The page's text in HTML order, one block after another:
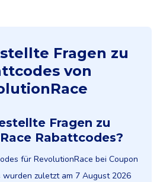
Fragen zu
von
Fragen zu
Rabattcodes?
für RevolutionRace bei Coupon
wurden zuletzt am 7 August 2026